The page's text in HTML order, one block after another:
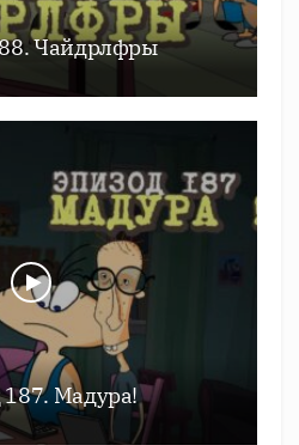
Чайдрлфры
Мадура!